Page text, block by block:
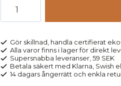
kortärmat
marinblå
mängd
Gör skillnad, handla certifierat
Alla varor finns i lager för direkt
Supersnabba leveranser, 59 SEK
Betala säkert med Klarna, Swish
14 dagars ångerrätt och enkla